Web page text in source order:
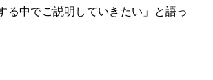
る中でご説明していきたい」と語っ